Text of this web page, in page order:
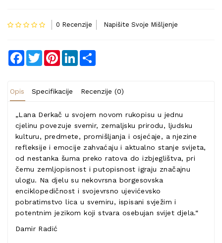
0 Recenzije Napišite Svoje Mišljenje
Facebook
TwitterPinterestLinkedIn
Opis Specifikacije Recenzije (0)
„Lana Derkač u svojem novom rukopisu u jednu
cjelinu povezuje svemir, zemaljsku prirodu, ljudsku
kulturu, predmete, promišljanja i osjećaje, a njezine
refleksije i emocije zahvaćaju i aktualno stanje svijeta,
od nestanka šuma preko ratova do izbjeglištva, pri
čemu zemljopisnost i putopisnost igraju značajnu
ulogu. Na djelu su nekovrsna borgesovska
enciklopedičnost i svojevrsno ujevićevsko
pobratimstvo lica u svemiru, ispisani svježim i
potentnim jezikom koji stvara osebujan svijet djela.“
Damir Radić